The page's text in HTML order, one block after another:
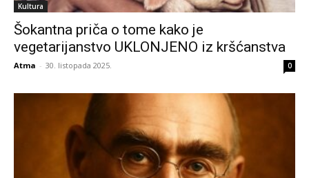
Kultura
Šokantna priča o tome kako je
vegetarijanstvo UKLONJENO iz kršćanstva
Atma - 30. listopada 2025. 0